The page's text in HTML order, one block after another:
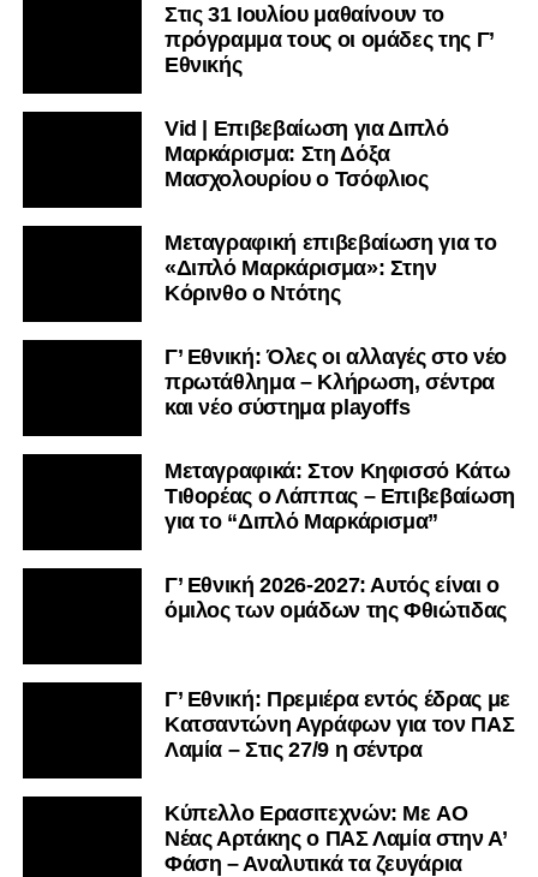
Στις 31 Ιουλίου μαθαίνουν το
πρόγραμμα τους οι ομάδες της Γ’
Εθνικής
Vid | Επιβεβαίωση για Διπλό
Μαρκάρισμα: Στη Δόξα
Μασχολουρίου ο Τσόφλιος
Μεταγραφική επιβεβαίωση για το
«Διπλό Μαρκάρισμα»: Στην
Κόρινθο ο Ντότης
Γ’ Εθνική: Όλες οι αλλαγές στο νέο
πρωτάθλημα – Κλήρωση, σέντρα
και νέο σύστημα playoffs
Μεταγραφικά: Στον Κηφισσό Κάτω
Τιθορέας ο Λάππας – Επιβεβαίωση
για το “Διπλό Μαρκάρισμα”
Γ’ Εθνική 2026-2027: Αυτός είναι ο
όμιλος των ομάδων της Φθιώτιδας
Γ’ Εθνική: Πρεμιέρα εντός έδρας με
Κατσαντώνη Αγράφων για τον ΠΑΣ
Λαμία – Στις 27/9 η σέντρα
Kύπελλο Ερασιτεχνών: Με AO
Nέας Αρτάκης ο ΠΑΣ Λαμία στην Α’
Φάση – Αναλυτικά τα ζευγάρια